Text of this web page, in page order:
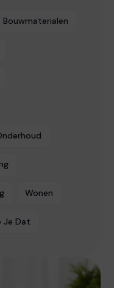
Bouwmaterialen
Wonen
Je Dat